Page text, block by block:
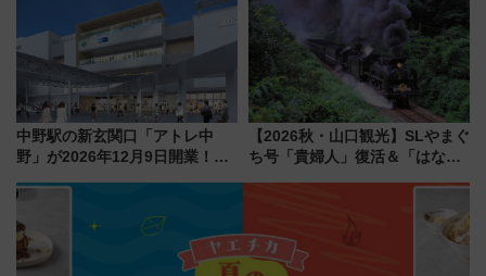
の舞台は「島原鉄道」
中野駅の新玄関口「アトレ中
野」が2026年12月9日開業！新
注目スポット
【2026秋・山口観光】SLやまぐ
ち号「貴婦人」復活＆「はなあ